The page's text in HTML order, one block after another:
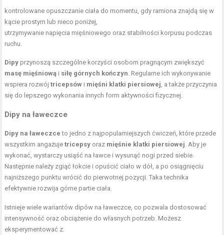
kontrolowane opuszczanie ciała do momentu, gdy ramiona znajdą się w
kącie prostym lub nieco poniżej,
utrzymywanie napięcia mięśniowego oraz stabilności korpusu podczas
ruchu.
Dipy przynoszą szczególne korzyści osobom pragnącym zwiększyć
masę mięśniową i siłę górnych kończyn. Regularne ich wykonywanie
wspiera rozwójtricepsów i mięśni klatki piersiowej, a także przyczynia
się do lepszego wykonania innych form aktywności fizycznej.
Dipy na ławeczce
Dipy na ławeczce to jedno z najpopularniejszych ćwiczeń, które przede
wszystkim angażujetricepsy oraz mięśnie klatki piersiowej. Aby je
wykonać, wystarczy usiąść na ławce i wysunąć nogi przed siebie.
Następnie należy zgiąć łokcie i opuścić ciało w dół, a po osiągnięciu
najniższego punktu wrócić do pierwotnej pozycji. Taka technika
efektywnie rozwija górne partie ciała.
Istnieje wiele wariantów dipów na ławeczce, co pozwala dostosować
intensywność oraz obciążenie do własnych potrzeb. Możesz
eksperymentować z: